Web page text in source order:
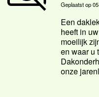
Geplaatst op
Een
heeft in
moeilijk
en waar u
onze